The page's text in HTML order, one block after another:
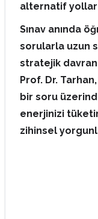
alternatif yollar
Sınav anında
sorularla uzun
stratejik
Prof. Dr. Tarhan,
bir soru
enerjinizi
zihinsel